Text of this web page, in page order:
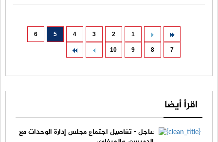
1
2
3
4
5
6
7
8
9
10
اقرأ أيضا
عاجل - تفاصيل اجتماع مجلس إدارة الوحدات مع